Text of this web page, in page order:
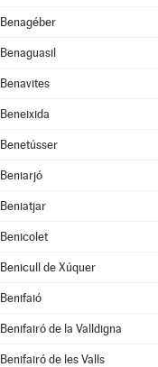
Benagéber
Benaguasil
Benavites
Beneixida
Benetússer
Beniarjó
Beniatjar
Benicolet
Benicull de Xúquer
Benifaió
Benifairó de la Valldigna
Benifairó de les Valls